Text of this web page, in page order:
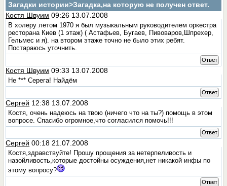
Загадки истории>Загадка,на которую не получен ответ.
Костя Швуим 09:26 13.07.2008
В холеру летом 1970 я был музыкальным руководителем оркестра
ресторана Киев (1 этаж) ( Астафьев, Бугаев, Пивоваров,Шпрехер,
Гельмес и я). на втором этаже точно не было этих ребят.
Постараюсь уточнить.
Ответ
Костя Швуим 09:33 13.07.2008
Не *** Серега! Найдём
Ответ
Сергей 12:38 13.07.2008
Костя, очень надеюсь на твою (ничего что на ты?) помощь в этом
вопросе. Спасибо огромное,что согласился помочь!!!
Ответ
Сергей 00:18 21.07.2008
Костя,здравствуйте! Прошу прощения за нетерпеливость и
назойливость,которые достойны осуждения,нет никакой инфы по
этому вопросу?
Ответ